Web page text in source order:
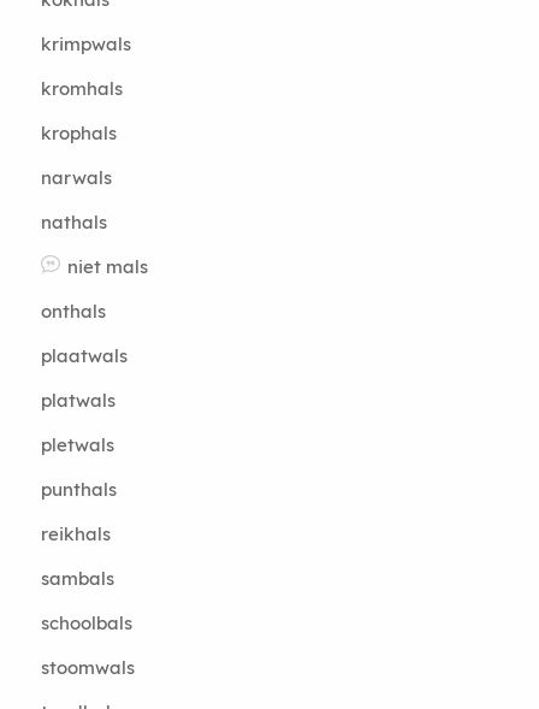
krimpwals
kromhals
krophals
narwals
nathals
niet mals
onthals
plaatwals
platwals
pletwals
punthals
reikhals
sambals
schoolbals
stoomwals